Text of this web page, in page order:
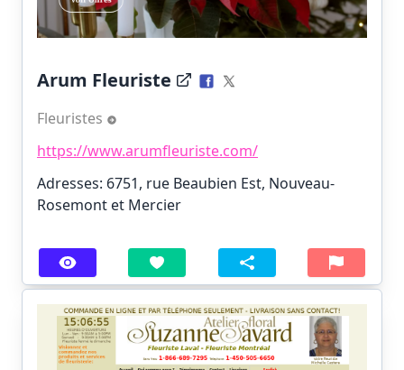
Arum Fleuriste
Fleuristes
https://www.arumfleuriste.com/
Adresses: 6751, rue Beaubien Est, Nouveau-
Rosemont et Mercier